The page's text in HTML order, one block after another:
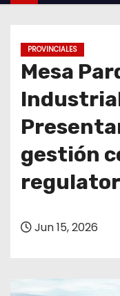
o
PROVINCIALES
Mesa
gestión
Jun 15, 2026